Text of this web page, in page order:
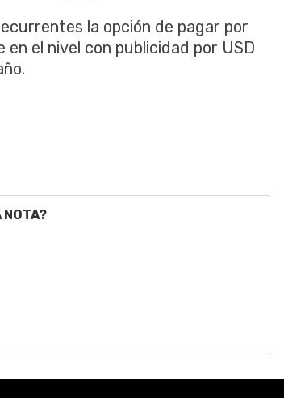
la opción de pagar por
en el nivel con publicidad por USD
NOTA?